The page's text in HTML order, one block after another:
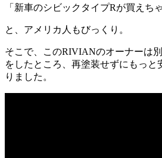
「新車のシビックタイプRが買えちゃ
と、アメリカ人もびっくり。
そこで、このRIVIANのオーナーは
をしたところ、再塗装せずにもっと
りました。